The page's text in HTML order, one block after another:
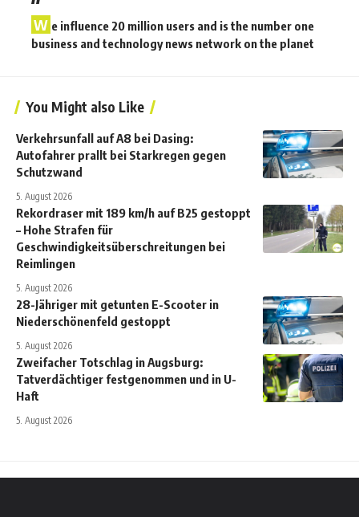
W e influence 20 million users and is the number one
business and technology news network on the planet
You Might also Like
Verkehrsunfall auf A8 bei Dasing:
Autofahrer prallt bei Starkregen gegen
Schutzwand
5. August 2026
Rekordraser mit 189 km/h auf B25 gestoppt
– Hohe Strafen für
Geschwindigkeitsüberschreitungen bei
Reimlingen
5. August 2026
28-Jähriger mit getunten E-Scooter in
Niederschönenfeld gestoppt
5. August 2026
Zweifacher Totschlag in Augsburg:
Tatverdächtiger festgenommen und in U-
Haft
5. August 2026